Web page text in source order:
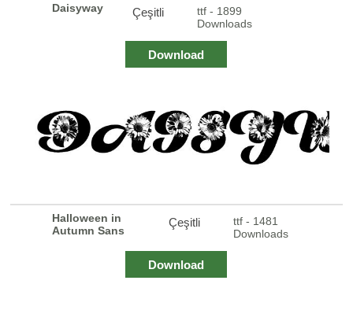
Daisyway Çeşitli
ttf - 1899
Downloads
Download
Halloween in
Autumn Sans
Çeşitli
ttf - 1481
Downloads
Download